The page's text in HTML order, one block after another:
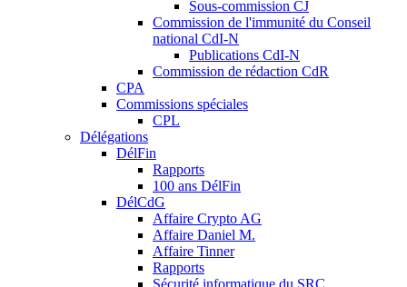
Sous-commission CJ
Commission de l'immunité du Conseil
national CdI-N
Publications CdI-N
Commission de rédaction CdR
CPA
Commissions spéciales
CPL
Délégations
DélFin
Rapports
100 ans DélFin
DélCdG
Affaire Crypto AG
Affaire Daniel M.
Affaire Tinner
Rapports